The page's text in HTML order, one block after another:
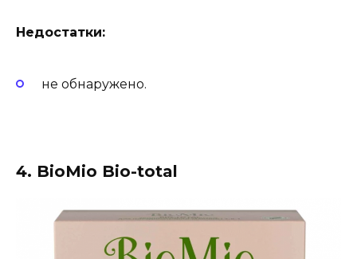
Недостатки:
не обнаружено.
4. BioMio Bio-total